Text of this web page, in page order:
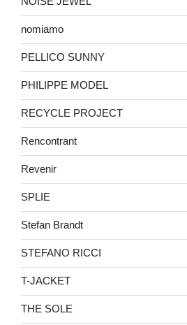
nomiamo
PELLICO SUNNY
PHILIPPE MODEL
RECYCLE PROJECT
Rencontrant
Revenir
SPLIE
Stefan Brandt
STEFANO RICCI
T-JACKET
THE SOLE